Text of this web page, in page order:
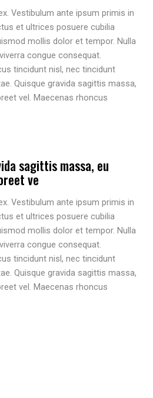
Vestibulum ante ipsum primis in
et ultrices posuere cubilia
mollis dolor et tempor. Nulla
congue consequat.
tincidunt nisl, nec tincidunt
Quisque gravida sagittis massa,
vel. Maecenas rhoncus
sagittis massa, eu
ve
Vestibulum ante ipsum primis in
et ultrices posuere cubilia
mollis dolor et tempor. Nulla
congue consequat.
tincidunt nisl, nec tincidunt
Quisque gravida sagittis massa,
vel. Maecenas rhoncus